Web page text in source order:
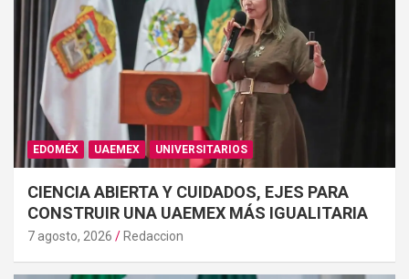
EDOMÉX UAEMEX UNIVERSITARIOS
CIENCIA ABIERTA Y CUIDADOS, EJES PARA
CONSTRUIR UNA UAEMEX MÁS IGUALITARIA
7 agosto, 2026 Redaccion